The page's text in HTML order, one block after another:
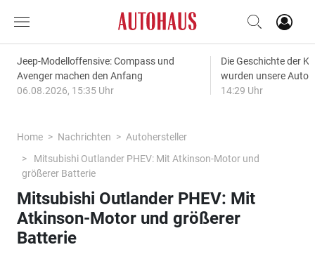
Jeep-Modelloffensive: Compass und
Avenger machen den Anfang
06.08.2026, 15:35 Uhr
Die Geschichte der
wurden unsere
14:29 Uhr
Home Nachrichten
Autohersteller
Mitsubishi Outlander PHEV: Mit Atkinson-Motor und
größerer Batterie
Mitsubishi Outlander PHEV: Mit
Atkinson-Motor und größerer
Batterie